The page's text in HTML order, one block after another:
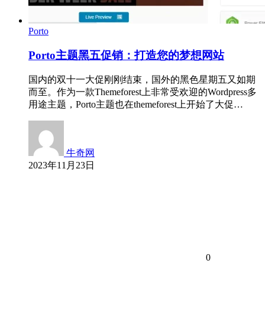
Porto
Porto主题黑五促销：打造您的梦想网站
国内的双十一大促刚刚结束，国外的黑色星期五又如期
而至。作为一款Themeforest上非常受欢迎的Wordpress多
用途主题，Porto主题也在themeforest上开始了大促…
牛奇网
2023年11月23日
0